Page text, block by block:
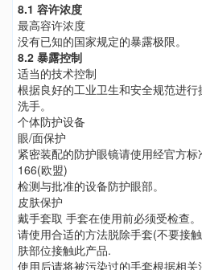
8.1 容许浓度
最高容许浓度
没有已知的国家规定的暴露极限。
8.2 暴露控制
适当的技术控制
根据良好的工业卫生和安全规范进
洗手。
个体防护设备
眼/面保护
紧密装配的防护眼镜请使用经官方
166(欧盟)
检测与批准的设备防护眼部。
皮肤保护
戴手套取 手套在使用前必须受检查。
请使用合适的方法脱除手套(不要接
肤部位接触此产品.
使用后请将被污染过的手套根据相